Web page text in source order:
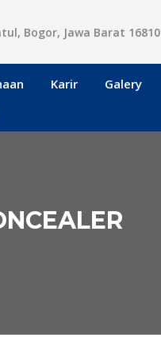
Bogor, Jawa Barat 16810
Karir Galery